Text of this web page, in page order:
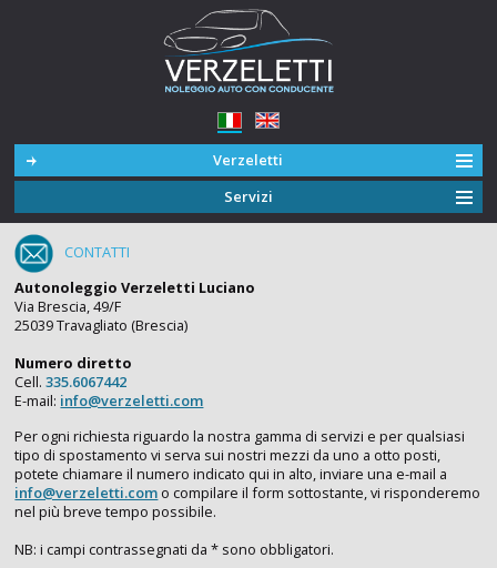
Verzeletti
Servizi
CONTATTI
Autonoleggio Verzeletti Luciano
Via Brescia, 49/F
25039 Travagliato (Brescia)
Numero diretto
Cell.335.6067442
E-mail: info@verzeletti.com
Per ogni richiesta riguardo la nostra gamma di servizi e per qualsiasi
tipo di spostamento vi serva sui nostri mezzi da uno a otto posti,
potete chiamare il numero indicato qui in alto, inviare una e-mail a
info@verzeletti.com o compilare il form sottostante, vi risponderemo
nel più breve tempo possibile.
NB: i campi contrassegnati da * sono obbligatori.